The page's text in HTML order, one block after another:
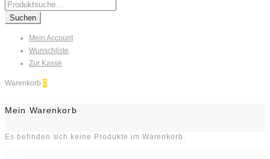
Search
for:
Suchen
Mein Account
Wunschliste
Zur Kasse
Warenkorb 0
Mein Warenkorb
Es befinden sich keine Produkte im Warenkorb.